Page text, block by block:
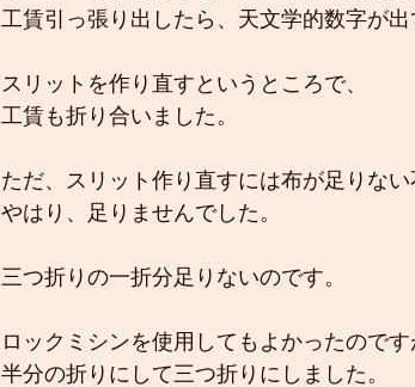
工賃引っ張り出したら、天文学的数字が出
スリットを作り直すというところで、
工賃も折り合いました。
ただ、スリット作り直すには布が足りない
やはり、足りませんでした。
三つ折りの一折分足りないのです。
ロックミシンを使用してもよかったのです
半分の折りにして三つ折りにしました。